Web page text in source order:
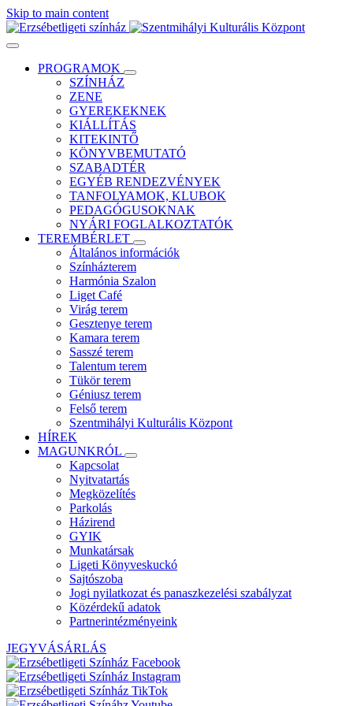
Skip to main content
PROGRAMOK
SZÍNHÁZ
ZENE
GYEREKEKNEK
KIÁLLÍTÁS
KITEKINTŐ
KÖNYVBEMUTATÓ
SZABADTÉR
EGYÉB RENDEZVÉNYEK
TANFOLYAMOK, KLUBOK
PEDAGÓGUSOKNAK
NYÁRI FOGLALKOZTATÓK
TEREMBÉRLET
Általános információk
Színházterem
Harmónia Szalon
Liget Café
Virág terem
Gesztenye terem
Kamara terem
Sasszé terem
Talentum terem
Tükör terem
Géniusz terem
Felső terem
Szentmihályi Kulturális Központ
HÍREK
MAGUNKRÓL
Kapcsolat
Nyitvatartás
Megközelítés
Parkolás
Házirend
GYIK
Munkatársak
Ligeti Könyveskuckó
Sajtószoba
Jogi nyilatkozat és panaszkezelési szabályzat
Közérdekű adatok
Partnerintézményeink
JEGYVÁSÁRLÁS